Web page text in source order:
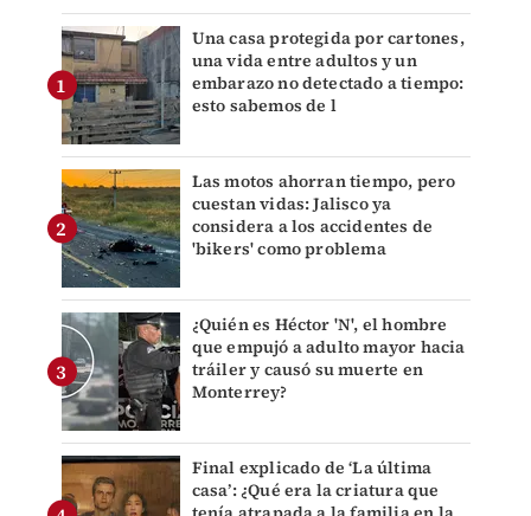
Una casa protegida por cartones,
una vida entre adultos y un
embarazo no detectado a tiempo:
esto sabemos de l
Las motos ahorran tiempo, pero
cuestan vidas: Jalisco ya
considera a los accidentes de
'bikers' como problema
¿Quién es Héctor 'N', el hombre
que empujó a adulto mayor hacia
tráiler y causó su muerte en
Monterrey?
Final explicado de ‘La última
casa’: ¿Qué era la criatura que